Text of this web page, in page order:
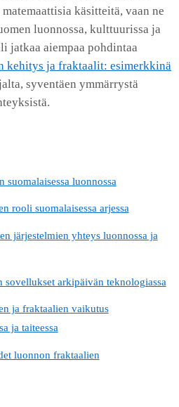
käsitteitä, vaan ne
luonnossa, kulttuurissa ja
jatkaa aiempaa pohdintaa
kehitys ja fraktaalit: esimerkkinä
syventäen ymmärrystä
luonnossa
rooli suomalaisessa arjessa
järjestelmien yhteys luonnossa ja
sovellukset arkipäivän teknologiassa
ja fraktaalien vaikutus
ja taiteessa
luonnon fraktaalien